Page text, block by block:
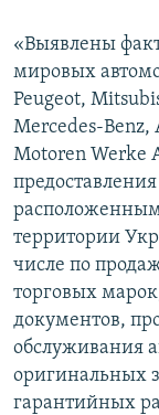
ELIFBE
УКРАИНСКАЯ
Все сайты
«Выявлены
мировых
Peugeot,
Mercedes-Benz,
Motoren Werke
территории
числе по
торговых
документов,
обслуживания
оригинальных
гарантийных